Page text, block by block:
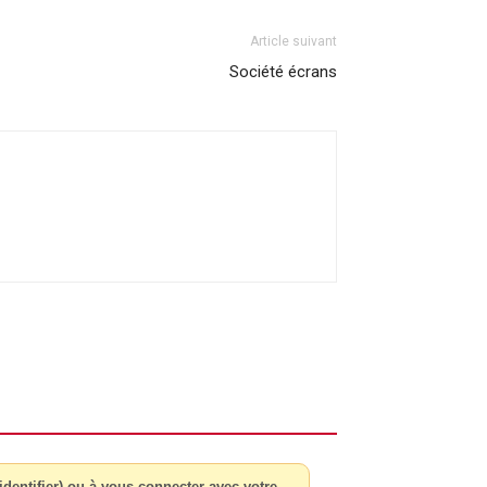
Article suivant
Société écrans